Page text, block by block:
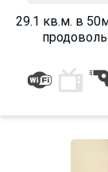
29.1 кв.м. в